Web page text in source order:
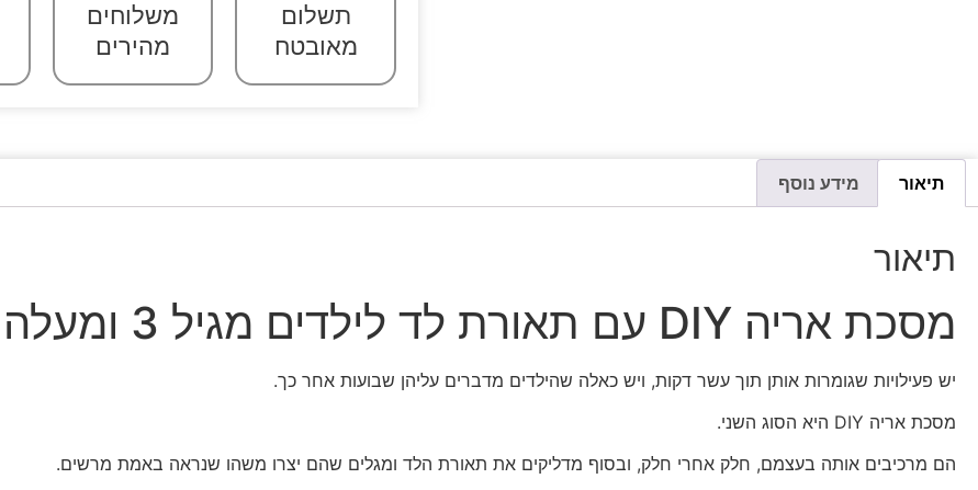
תשלום
מאובטח
משלוחים
מהירים
תיאור מידע נוסף
תיאור
מסכת אריה DIY עם תאורת לד לילדים מגיל 3 ומעלה
יש פעילויות שגומרות אותן תוך עשר דקות, ויש כאלה שהילדים מדברים עליהן שבועות אחר כך.
מסכת אריה DIY היא הסוג השני.
הם מרכיבים אותה בעצמם, חלק אחרי חלק, ובסוף מדליקים את תאורת הלד ומגלים שהם יצרו משהו שנראה באמת מרשים.